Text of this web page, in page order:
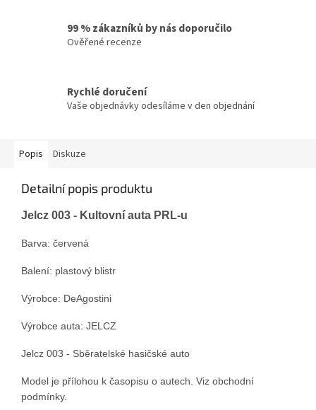
99 % zákazníků by nás doporučilo
Ověřené recenze
Rychlé doručení
Vaše objednávky odesíláme v den objednání
Popis Diskuze
Detailní popis produktu
Jelcz 003 - Kultovní auta PRL-u
Barva: červená
Balení: plastový blistr
Výrobce: DeAgostini
Výrobce auta: JELCZ
Jelcz 003 - Sběratelské hasičské auto
Model je přílohou k časopisu o autech. Viz obchodní
podmínky.